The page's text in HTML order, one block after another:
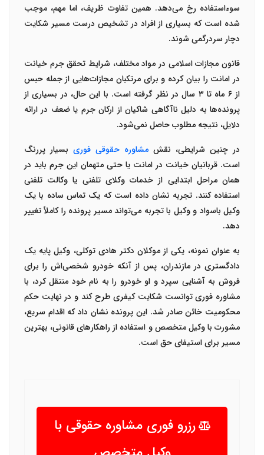
سوءاستفاده رخ می‌دهد. همین تفاوت ظریف، اما مهم، موجب
شده است که بسیاری از افراد در تشخیص درست مسیر شکایت
دچار سردرگمی شوند.
قانون مجازات اسلامی در مواد مختلف، شرایط تحقق جرم خیانت
در امانت را بیان کرده و برای مرتکبان مجازات‌هایی از جمله حبس
از۶ ماه تا۳ سالدر نظر گرفته است. با این حال، در بسیاری از
پرونده‌ها به دلیل ناآگاهی شاکیان از ارکان جرم یا ضعف در ارائه
دلایل، نتیجه مطلوب حاصل نمی‌شود.
در چنین شرایطی، نقش مشاوره حقوقی فوری بسیار پررنگ
است. قربانیان خیانت در امانت یا حتی متهمان این جرم باید در
همان مراحل ابتدایی از خدماتوکلای تلفنی یا وکالت تلفنی
استفاده کنند. تجربه نشان داده است که یک تماس ساده با یک
وکیل باسواد ووکیل با تجربه می‌تواند مسیر پرونده را کاملاً تغییر
دهد.
به عنوان نمونه، یکی از موکلان دکتر هادی توکلی، وکیل پایه یک
دادگستری در مازندران، پس از آنکه خودرو شخصی‌اش را برای
فروش به آشنایی سپرد و او خودرو را به نام خود منتقل کرد، با
مشاوره فوری توانست شکایت کیفری طرح کند و در نهایت حکم
محکومیت خائن صادر شد. این پرونده نشان داد که اقدام سریع،
مشورت با وکیل متخصص و استفاده از راهکارهای قانونی، بهترین
مسیر برای استیفای حق است.
رزرو فوری مشاوره حقوقی با